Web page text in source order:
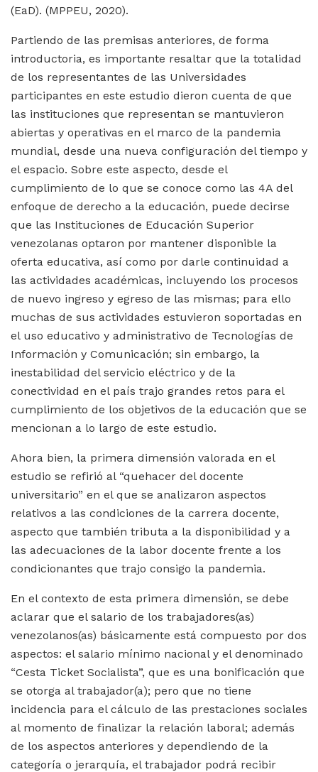
(EaD). (MPPEU, 2020).
Partiendo de las premisas anteriores, de forma
introductoria, es importante resaltar que la totalidad
de los representantes de las Universidades
participantes en este estudio dieron cuenta de que
las instituciones que representan se mantuvieron
abiertas y operativas en el marco de la pandemia
mundial, desde una nueva configuración del tiempo y
el espacio. Sobre este aspecto, desde el
cumplimiento de lo que se conoce como las 4A del
enfoque de derecho a la educación, puede decirse
que las Instituciones de Educación Superior
venezolanas optaron por mantener disponible la
oferta educativa, así como por darle continuidad a
las actividades académicas, incluyendo los procesos
de nuevo ingreso y egreso de las mismas; para ello
muchas de sus actividades estuvieron soportadas en
el uso educativo y administrativo de Tecnologías de
Información y Comunicación; sin embargo, la
inestabilidad del servicio eléctrico y de la
conectividad en el país trajo grandes retos para el
cumplimiento de los objetivos de la educación que se
mencionan a lo largo de este estudio.
Ahora bien, la primera dimensión valorada en el
estudio se refirió al “quehacer del docente
universitario” en el que se analizaron aspectos
relativos a las condiciones de la carrera docente,
aspecto que también tributa a la disponibilidad y a
las adecuaciones de la labor docente frente a los
condicionantes que trajo consigo la pandemia.
En el contexto de esta primera dimensión, se debe
aclarar que el salario de los trabajadores(as)
venezolanos(as) básicamente está compuesto por dos
aspectos: el salario mínimo nacional y el denominado
“Cesta Ticket Socialista”, que es una bonificación que
se otorga al trabajador(a); pero que no tiene
incidencia para el cálculo de las prestaciones sociales
al momento de finalizar la relación laboral; además
de los aspectos anteriores y dependiendo de la
categoría o jerarquía, el trabajador podrá recibir